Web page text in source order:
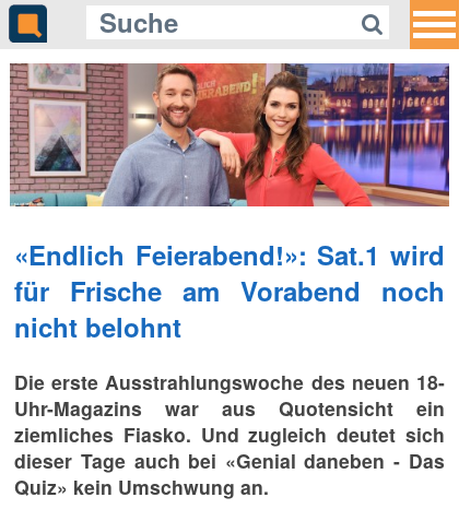
Gleich auf Quotenmeter:
«Tatort» startet mit einem
ungewöhnlichen Fall für Charlotte
Lindholm
«Endlich Feierabend!»: Sat.1 wird
für Frische am Vorabend noch
nicht belohnt
Die erste Ausstrahlungswoche des neuen 18-
Uhr-Magazins war aus Quotensicht ein
ziemliches Fiasko. Und zugleich deutet sich
dieser Tage auch bei «Genial daneben - Das
Quiz» kein Umschwung an.